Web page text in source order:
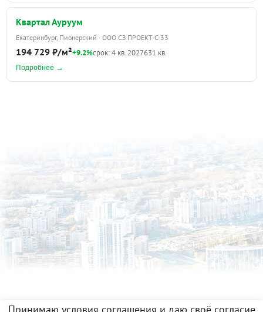
Квартал Ауруум
Екатеринбург, Пионерский · ООО СЗ ПРОЕКТ-С-33
194 729 ₽/м²+9.2%срок: 4 кв. 2027631 кв.
Подробнее →
Принимаю условия соглашения и даю своё согласие